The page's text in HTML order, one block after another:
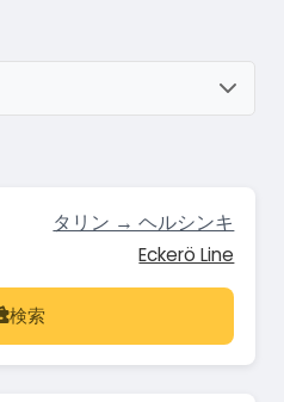
タリン → ヘルシンキ
Eckerö Line
検索